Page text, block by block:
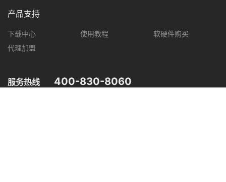
服务热线 400-830-8060
产品支持
下载中心 使用教程
软硬件购买
代理加盟